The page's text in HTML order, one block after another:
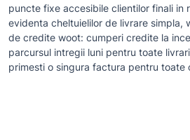
puncte fixe accesibile clientilor finali in
evidenta cheltuielilor de livrare simpla,
de credite woot: cumperi credite la
parcursul intregii luni pentru toate
primesti o singura factura pentru toate